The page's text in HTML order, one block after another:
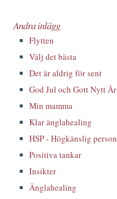
Andra inlägg
Flytten
Välj det bästa
Det är aldrig för sent
God Jul och Gott Nytt År
Min mamma
Klar änglahealing
HSP - Högkänslig person
Positiva tankar
Insikter
Änglahealing